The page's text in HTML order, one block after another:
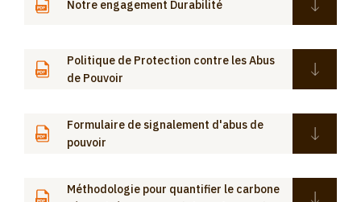
Notre engagement Durabilité
Politique de Protection contre les Abus
de Pouvoir
Formulaire de signalement d'abus de
pouvoir
Méthodologie pour quantifier le carbone